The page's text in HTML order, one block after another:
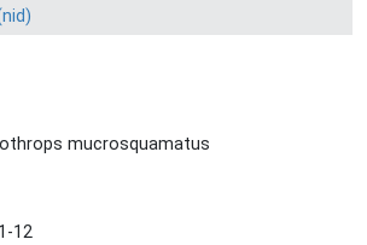
mucrosquamatus
12